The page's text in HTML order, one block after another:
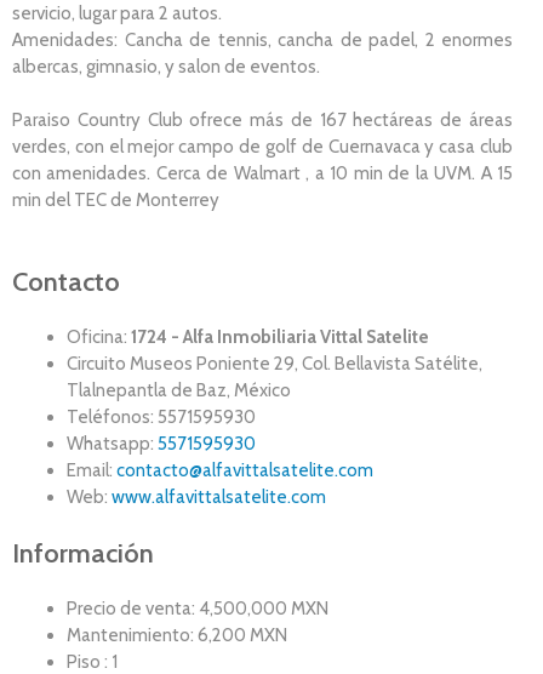
servicio, lugar para 2 autos.
Amenidades: Cancha de tennis, cancha de padel, 2 enormes
albercas, gimnasio, y salon de eventos.
Paraiso Country Club ofrece más de 167 hectáreas de áreas
verdes, con el mejor campo de golf de Cuernavaca y casa club
con amenidades. Cerca de Walmart , a 10 min de la UVM. A 15
min del TEC de Monterrey
Contacto
Oficina: 1724 - Alfa Inmobiliaria Vittal Satelite
Circuito Museos Poniente 29, Col. Bellavista Satélite,
Tlalnepantla de Baz, México
Teléfonos: 5571595930
Whatsapp: 5571595930
Email: contacto@alfavittalsatelite.com
Web: www.alfavittalsatelite.com
Información
Precio de venta: 4,500,000 MXN
Mantenimiento: 6,200 MXN
Piso : 1